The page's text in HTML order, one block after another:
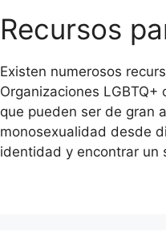
Recursos
Existen numerosos
Organizaciones
que pueden ser de gran
monosexualidad desde
identidad y encontrar un